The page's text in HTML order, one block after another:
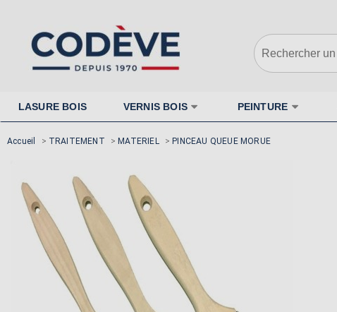
LASURE BOIS VERNIS BOIS PEINTURE
Accueil > TRAITEMENT > MATERIEL > PINCEAU QUEUE MORUE